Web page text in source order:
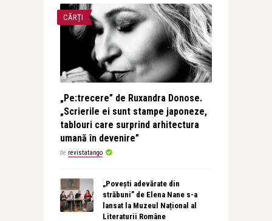
CĂRȚI
„Pe:trecere” de Ruxandra Donose.
„Scrierile ei sunt stampe japoneze,
tablouri care surprind arhitectura
umană în devenire”
de revistatango
„Povești adevărate din
străbuni” de Elena Nane s-a
lansat la Muzeul Național al
Literaturii Române